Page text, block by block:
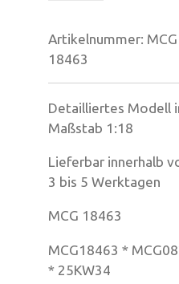
Artikelnummer: MCG
18463
Detailliertes Modell
Maßstab 1:18
Lieferbar innerhalb
3 bis 5 Werktagen
MCG 18463
MCG18463 *
* 25KW34